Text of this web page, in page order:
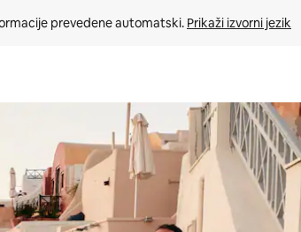
prevedene automatski. Prikaži izvorni jezik